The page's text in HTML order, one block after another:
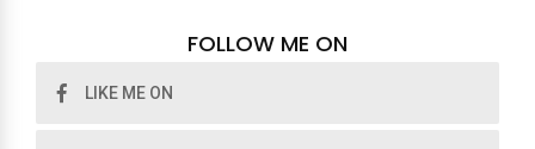
FOLLOW ME ON
LIKE ME ON